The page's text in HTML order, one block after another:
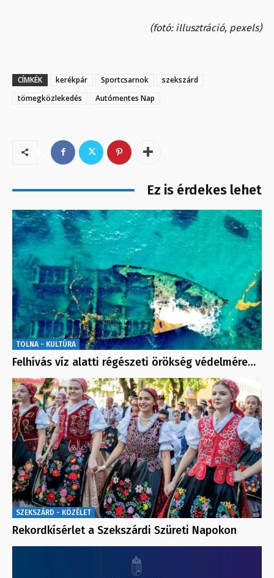
(fotó: illusztráció, pexels)
CÍMKÉK kerékpár Sportcsarnok
szekszárd
tömegközlekedés
Autómentes Nap
Ez is érdekes lehet
TOLNA - KULTÚRA
Felhívás víz alatti régészeti örökség védelmére…
SZEKSZÁRD - KÖZÉLET
Rekordkísérlet a Szekszárdi Szüreti Napokon